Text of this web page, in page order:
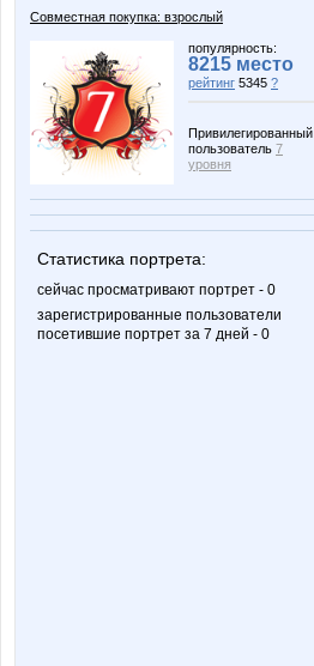
Совместная покупка: взрослый
популярность:
8215 место
рейтинг 5345 ?
Привилегированный
пользователь 7
уровня
Статистика портрета:
сейчас просматривают портрет - 0
зарегистрированные пользователи
посетившие портрет за 7 дней - 0